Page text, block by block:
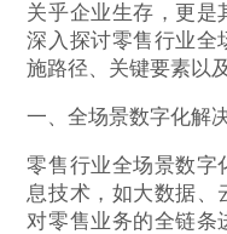
关乎企业生存，更是
深入探讨零售行业全
施路径、关键要素以
一、全场景数字化解
零售行业全场景数字
息技术，如大数据、
对零售业务的全链条